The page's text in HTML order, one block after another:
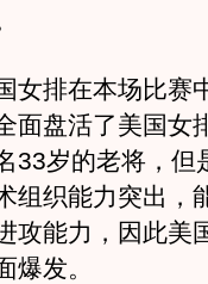
排在本场比赛
面盘活了美国女
33岁的老将，
组织能力突出，
攻能力，因此美
爆发。